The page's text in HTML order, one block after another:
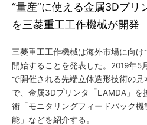
“量産”に使える金属3Dプリ
を三菱重工工作機械が開発
三菱重工工作機械は海外市場に向
開始することを発表した。2019年5
で開催される先端立体造形技術の見
で、金属3Dプリンタ「LAMDA」を
術「モニタリングフィードバック
能」などを紹介する。